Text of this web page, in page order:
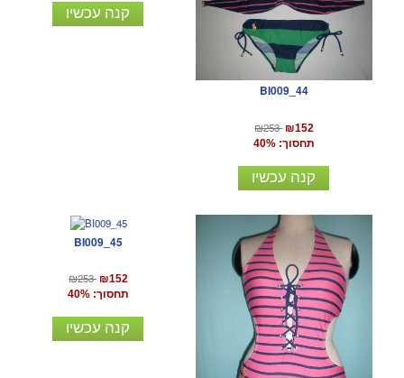
קנה עכשיו
BI009_44
₪253 ₪152
תחסוך: 40%
קנה עכשיו
BI009_45
₪253 ₪152
תחסוך: 40%
קנה עכשיו